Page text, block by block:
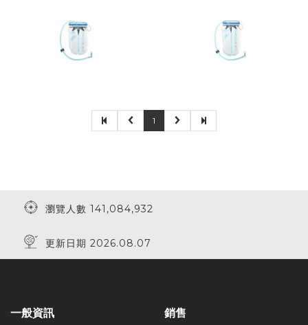
1
瀏覽人數 141,084,932
更新日期 2026.08.07
一般資訊 銷售